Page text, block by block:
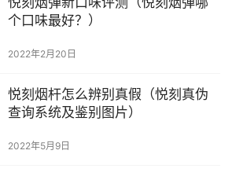
个口味最好？）
2022年2月20日
悦刻烟杆怎么辨别真假（悦刻真伪
查询系统及鉴别图片）
2022年5月9日